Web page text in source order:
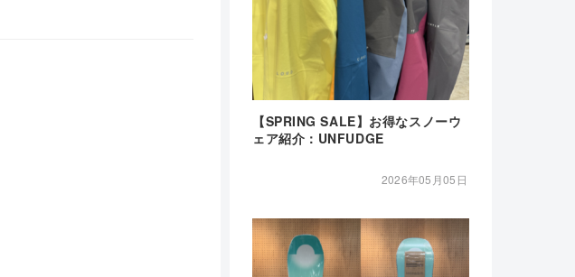
【SPRING SALE】お得なスノーウ
ェア紹介：UNFUDGE
2026年05月05日